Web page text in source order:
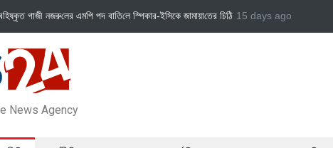
স্পিকার-ইসিকে জামায়া‌তের চি‌ঠি জামায়াত এমপি গাজী নজরুল ইসলামকে দল থেকে বহিষ্কার
15 days ago
News Agency